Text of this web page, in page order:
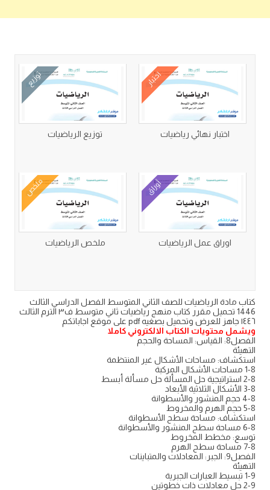
اختبار
اختبار نهائي رياضيات
توزيع
توزيع الرياضيات
أوراق
اوراق عمل الرياضيات
ملخص
ملخص الرياضيات
كتاب مادة الرياضيات للصف الثاني المتوسط الفصل الدراسي الثالث
1446 تحميل مقرر كتاب منهج رياضيات ثاني متوسط ف٣ الترم الثالث
١٤٤٦ جاهز للعرض وتحميل بصغيه pdf على موقع اجاباتكم
ويشمل محتويات الكتاب الالكتروني كاملا
الفصل8: القياس: المساحة والحجم
التهيئة
استكشاف: مساحات الأشكال غير المنتظمة
1-8 مساحات الأشكال المركبة
2-8 استراتيجية حل المسألة حل مسألة أبسط
3-8 الأشكال الثلاثية الأبعاد
4-8 حجم المنشور والأسطوانة
5-8 حجم الهرم والمخروط
استكشاف: مساحة سطح الأسطوانة
6-8 مساحة سطح المنشور والأسطوانة
توسع: مخطط المخروط
7-8 مساحة سطح الهرم
الفصل9: الجبر: المعادلات والمتباينات
التهيئة
1-9 تبسيط العبارات الجبرية
2-9 حل معادلات ذات خطوتين